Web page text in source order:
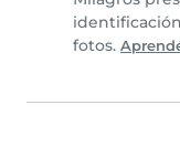
fotos.